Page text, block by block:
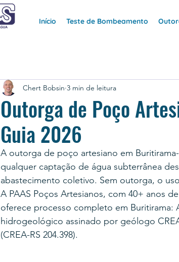
Início Teste de Bombeamento
Outorga de Poço
Guia 2026
Chert Bobsin 3 min de leitura
A outorga de poço artesiano em
qualquer captação de água subterrânea
abastecimento coletivo. Sem outorga, o
A PAAS Poços Artesianos, com 40+ anos
oferece processo completo em
hidrogeológico assinado por geólogo
(CREA-RS 204.398).